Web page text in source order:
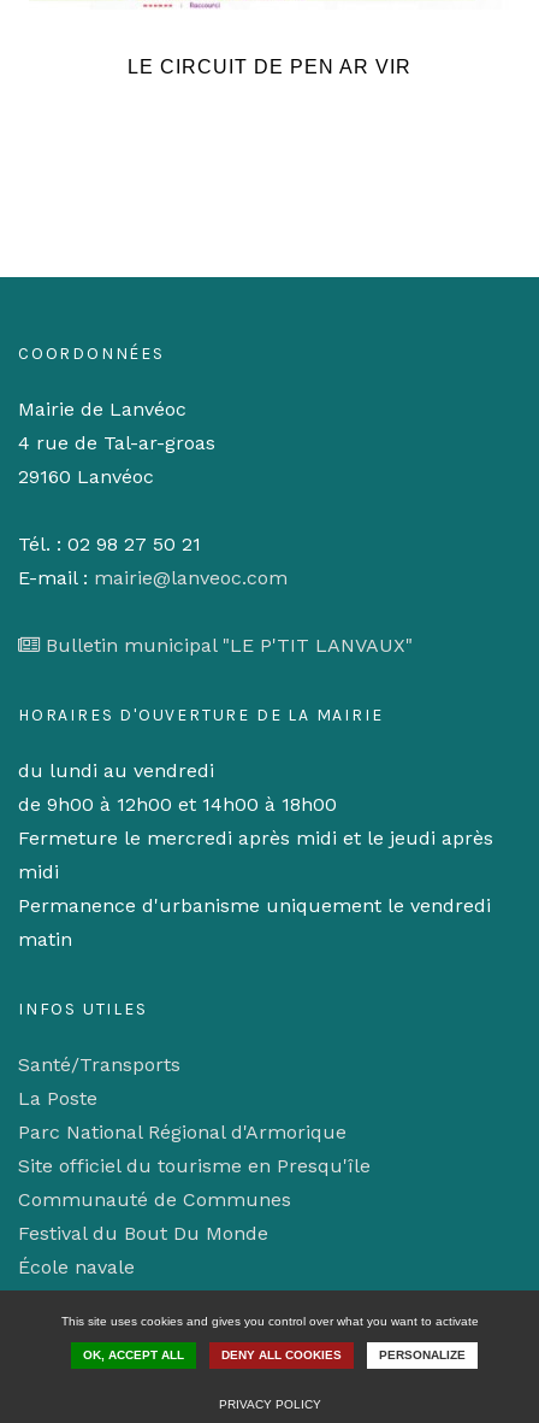
LE CIRCUIT DE PEN AR VIR
COORDONNÉES
Mairie de Lanvéoc
4 rue de Tal-ar-groas
29160 Lanvéoc
Tél. : 02 98 27 50 21
E-mail : mairie@lanveoc.com
Bulletin municipal "LE P'TIT LANVAUX"
HORAIRES D'OUVERTURE DE LA MAIRIE
du lundi au vendredi
de 9h00 à 12h00 et 14h00 à 18h00
Fermeture le mercredi après midi et le jeudi après
midi
Permanence d'urbanisme uniquement le vendredi
matin
INFOS UTILES
Santé/Transports
La Poste
Parc National Régional d'Armorique
Site officiel du tourisme en Presqu'île
Communauté de Communes
Festival du Bout Du Monde
École navale
This site uses cookies and gives you control over what you want to activate
OK, ACCEPT ALL DENY ALL COOKIES PERSONALIZE
PRIVACY POLICY